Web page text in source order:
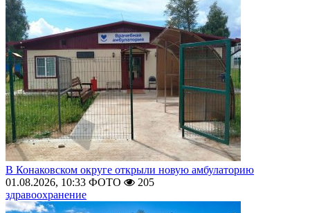
В Конаковском округе открыли новую амбулаторию
01.08.2026, 10:33 ФОТО
205
здравоохранение